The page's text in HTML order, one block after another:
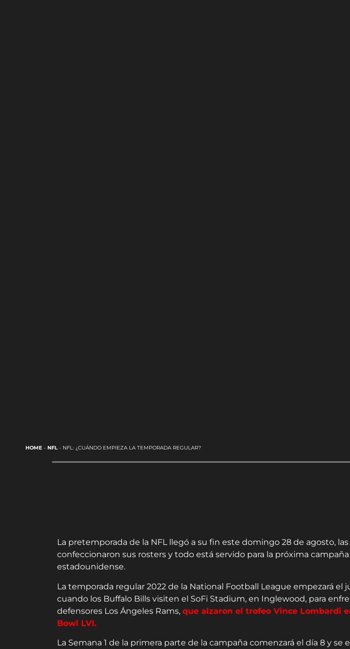
HOME- NFL- NFL: ¿CUÁNDO EMPIEZA LA TEMPORADA REGULAR?
La pretemporada de la NFL llegó a su fin este domingo 28 de agosto,
confeccionaron sus rosters y todo está servido para la próxima
estadounidense.
La temporada regular 2022 de la National Football League empezará el
cuando los Buffalo Bills visiten el SoFi Stadium, en Inglewood, para
defensores Los Ángeles Rams, que alzaron el trofeo Vince Lombardi
Bowl LVI.
La Semana 1 de la primera parte de la campaña comenzará el día 8 y se